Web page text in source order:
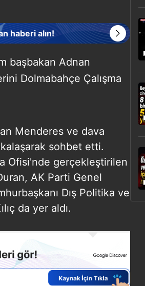
haberi alın!
başbakan Adnan
Dolmabahçe Çalışma
Menderes ve dava
sohbet etti.
Ofisi'nde gerçekleştirilen
AK Parti Genel
Dış Politika ve
da yer aldı.